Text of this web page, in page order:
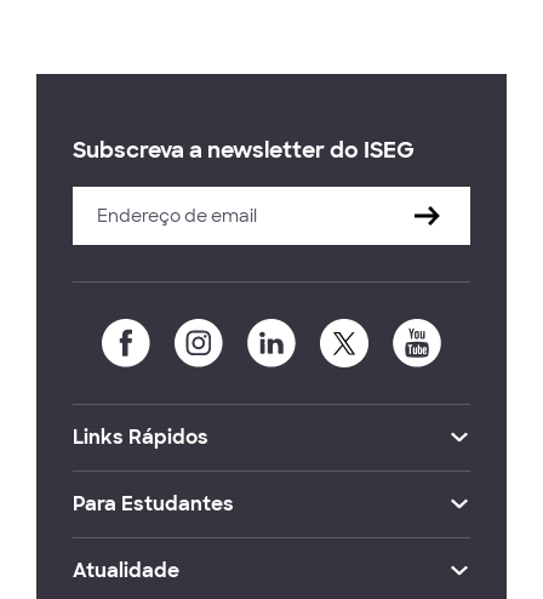
Subscreva a newsletter do ISEG
Links Rápidos
Para Estudantes
Atualidade